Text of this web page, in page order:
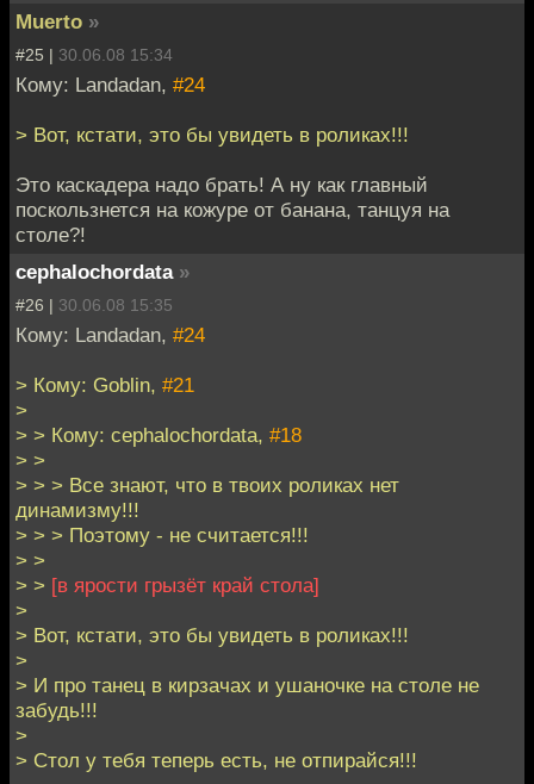
Muerto »
#25 | 30.06.08 15:34
Кому: Landadan, #24
> Вот, кстати, это бы увидеть в роликах!!!
Это каскадера надо брать! А ну как главный
поскользнется на кожуре от банана, танцуя на
столе?!
cephalochordata »
#26 | 30.06.08 15:35
Кому: Landadan, #24
> Кому: Goblin, #21
>
> > Кому: cephalochordata, #18
> >
> > > Все знают, что в твоих роликах нет
динамизму!!!
> > > Поэтому - не считается!!!
> >
> > [в ярости грызёт край стола]
>
> Вот, кстати, это бы увидеть в роликах!!!
>
> И про танец в кирзачах и ушаночке на столе не
забудь!!!
>
> Стол у тебя теперь есть, не отпирайся!!!